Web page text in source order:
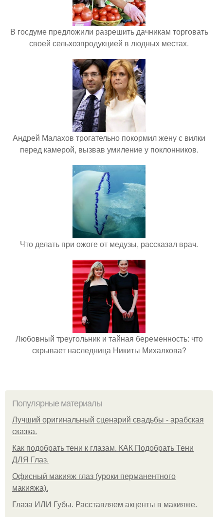
В госдуме предложили разрешить дачникам торговать
своей сельхозпродукцией в людных местах.
Андрей Малахов трогательно покормил жену с вилки
перед камерой, вызвав умиление у поклонников.
Что делать при ожоге от медузы, рассказал врач.
Любовный треугольник и тайная беременность: что
скрывает наследница Никиты Михалкова?
Популярные материалы
Лучший оригинальный сценарий свадьбы - арабская
сказка.
Как подобрать тени к глазам. КАК Подобрать Тени
ДЛЯ Глаз.
Офисный макияж глаз (уроки перманентного
макияжа).
Глаза ИЛИ Губы. Расставляем акценты в макияже.